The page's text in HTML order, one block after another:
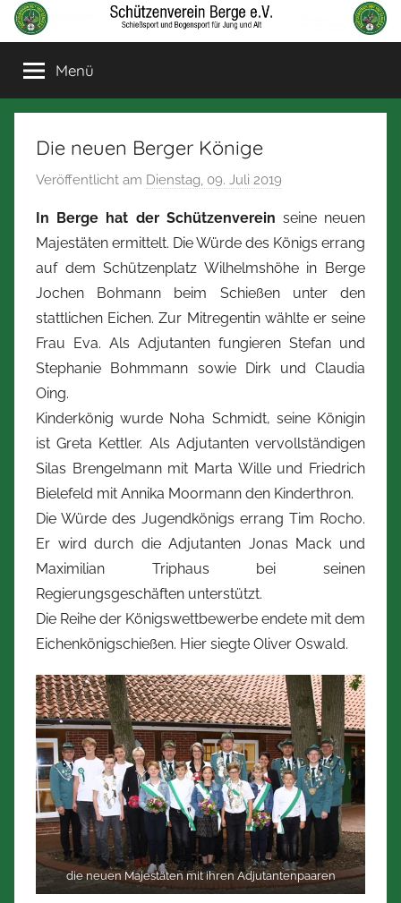
Zum
Inhalt
springenSchützenverein
Berge
und
Bogensport
für
Jung
Menü
Die neuen Berger Könige
Veröffentlicht am Dienstag, 09. Juli 2019
n
N
o
b
r
Z
r
m
n
In Berge hat der Schützenverein seine neuen
Majestäten ermittelt. Die Würde des Königs errang
auf dem Schützenplatz Wilhelmshöhe in Berge
Jochen Bohmann beim Schießen unter den
stattlichen Eichen. Zur Mitregentin wählte er seine
Frau Eva. Als Adjutanten fungieren Stefan und
Stephanie Bohmmann sowie Dirk und Claudia
Oing.
Kinderkönig wurde Noha Schmidt, seine Königin
ist Greta Kettler. Als Adjutanten vervollständigen
Silas Brengelmann mit Marta Wille und Friedrich
Bielefeld mit Annika Moormann den Kinderthron.
Die Würde des Jugendkönigs errang Tim Rocho.
Er wird durch die Adjutanten Jonas Mack und
Maximilian Triphaus bei seinen
Regierungsgeschäften unterstützt.
Die Reihe der Königswettbewerbe endete mit dem
Eichenkönigschießen. Hier siegte Oliver Oswald.
die neuen Majestäten mit ihren Adjutantenpaaren